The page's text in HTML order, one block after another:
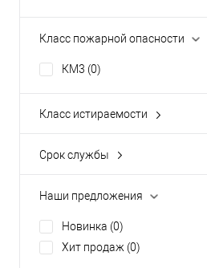
Класс пожарной опасности
КМ3 (0)
Класс истираемости
AC4(0)
AC5(0)
Срок службы
20 лет(0)
Наши предложения
Новинка (0)
Хит продаж (0)